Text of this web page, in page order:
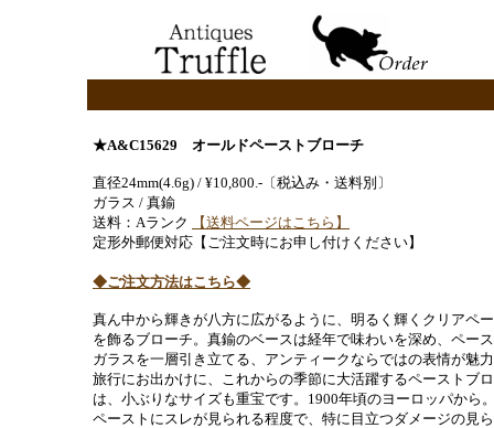
★A&C15629 オールドペーストブローチ
直径24mm(4.6g) / ¥10,800.-〔税込み・送料別〕
ガラス / 真鍮
送料：Aランク
【送料ページはこちら】
定形外郵便対応【ご注文時にお申し付けください】
◆ご注文方法はこちら◆
真ん中から輝きが八方に広がるように、明るく輝くクリアペ
を飾るブローチ。真鍮のベースは経年で味わいを深め、ペー
ガラスを一層引き立てる、アンティークならではの表情が魅
旅行にお出かけに、これからの季節に大活躍するペーストブ
は、小ぶりなサイズも重宝です。1900年頃のヨーロッパから
ペーストにスレが見られる程度で、特に目立つダメージの見